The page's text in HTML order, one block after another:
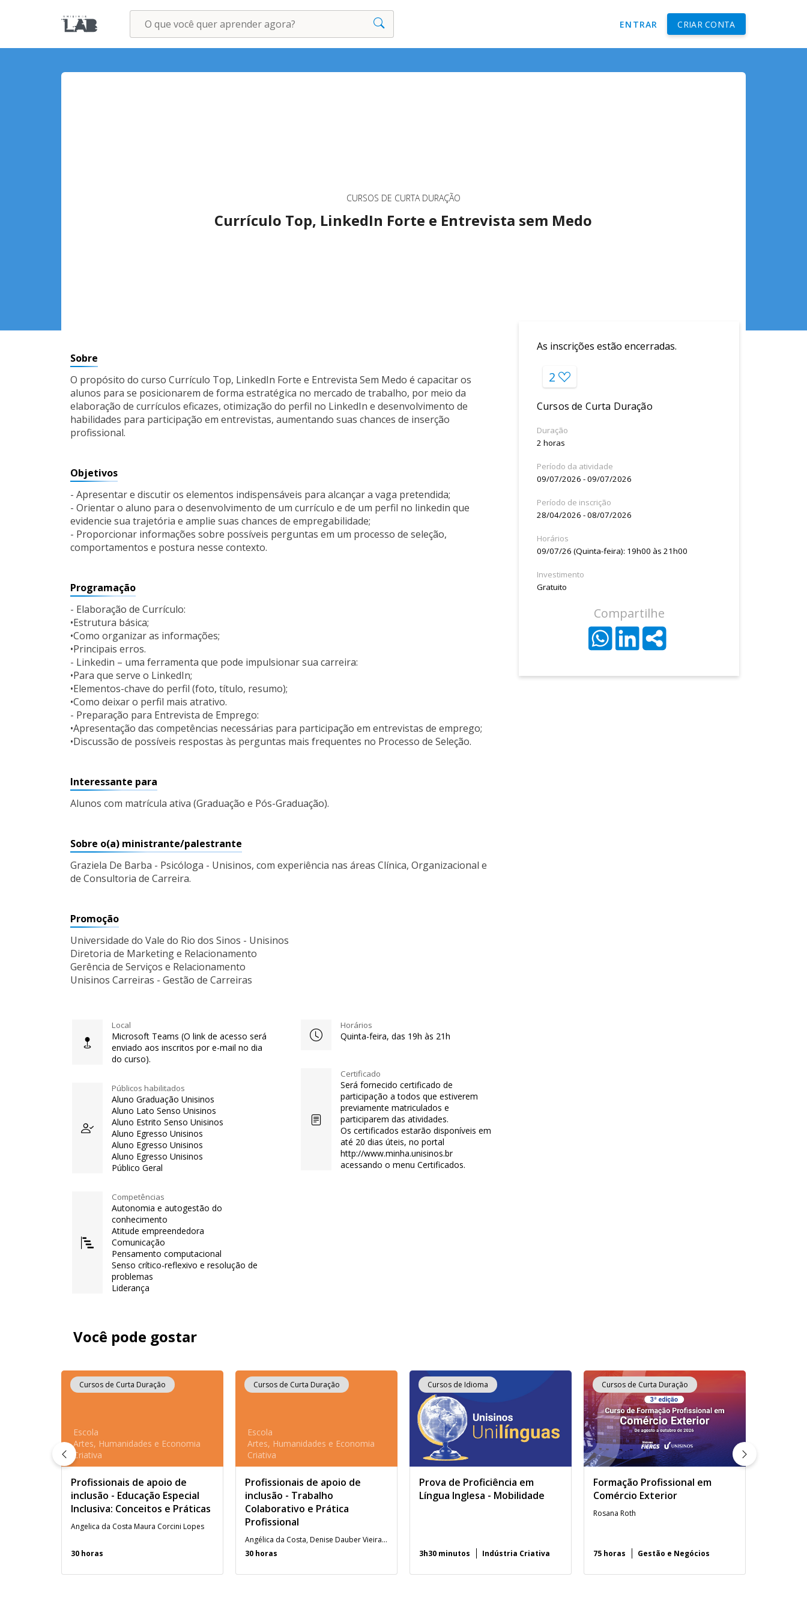
ENTRAR CRIAR CONTA
CURSOS DE CURTA DURAÇÃO
Currículo Top, LinkedIn Forte e Entrevista sem Medo
Sobre
O propósito do curso Currículo Top, LinkedIn Forte e Entrevista Sem Medo é capacitar os
alunos para se posicionarem de forma estratégica no mercado de trabalho, por meio da
elaboração de currículos eficazes, otimização do perfil no LinkedIn e desenvolvimento de
habilidades para participação em entrevistas, aumentando suas chances de inserção
profissional.
Objetivos
- Apresentar e discutir os elementos indispensáveis para alcançar a vaga pretendida;
- Orientar o aluno para o desenvolvimento de um currículo e de um perfil no linkedin que
evidencie sua trajetória e amplie suas chances de empregabilidade;
- Proporcionar informações sobre possíveis perguntas em um processo de seleção,
comportamentos e postura nesse contexto.
Programação
- Elaboração de Currículo:
•Estrutura básica;
•Como organizar as informações;
•Principais erros.
- Linkedin – uma ferramenta que pode impulsionar sua carreira:
•Para que serve o LinkedIn;
•Elementos-chave do perfil (foto, título, resumo);
•Como deixar o perfil mais atrativo.
- Preparação para Entrevista de Emprego:
•Apresentação das competências necessárias para participação em entrevistas de emprego;
•Discussão de possíveis respostas às perguntas mais frequentes no Processo de Seleção.
Interessante para
Alunos com matrícula ativa (Graduação e Pós-Graduação).
Sobre o(a) ministrante/palestrante
Graziela De Barba - Psicóloga - Unisinos, com experiência nas áreas Clínica, Organizacional e
de Consultoria de Carreira.
Promoção
Universidade do Vale do Rio dos Sinos - Unisinos
Diretoria de Marketing e Relacionamento
Gerência de Serviços e Relacionamento
Unisinos Carreiras - Gestão de Carreiras
Local
Microsoft Teams (O link de acesso será
enviado aos inscritos por e-mail no dia
do curso).
Públicos habilitados
Aluno Graduação Unisinos
Aluno Lato Senso Unisinos
Aluno Estrito Senso Unisinos
Aluno Egresso Unisinos
Aluno Egresso Unisinos
Aluno Egresso Unisinos
Público Geral
Competências
Autonomia e autogestão do
conhecimento
Atitude empreendedora
Comunicação
Pensamento computacional
Senso crítico-reflexivo e resolução de
problemas
Liderança
Horários
Quinta-feira, das 19h às 21h
Certificado
Será fornecido certificado de
participação a todos que estiverem
previamente matriculados e
participarem das atividades.
Os certificados estarão disponíveis em
até 20 dias úteis, no portal
http://www.minha.unisinos.br
acessando o menu Certificados.
As inscrições estão encerradas.
2
Cursos de Curta Duração
Duração
2 horas
Período da atividade
09/07/2026 - 09/07/2026
Período de inscrição
28/04/2026 - 08/07/2026
Horários
09/07/26 (Quinta-feira): 19h00 às 21h00
Investimento
Gratuito
Compartilhe
Você pode gostar
Cursos de Curta Duração
Escola
Artes, Humanidades e Economia
Criativa
Profissionais de apoio de
inclusão - Educação Especial
Inclusiva: Conceitos e Práticas
Angelica da Costa Maura Corcini Lopes
30 horas
Cursos de Curta Duração
Escola
Artes, Humanidades e Economia
Criativa
Profissionais de apoio de
inclusão - Trabalho
Colaborativo e Prática
Profissional
Angélica da Costa, Denise Dauber Vieira, Maura Corcini Lopes e Vanessa Scheid Santanna de Mello.
30 horas
Cursos de Idioma
Prova de Proficiência em
Língua Inglesa - Mobilidade
3h30 minutos Indústria Criativa
Cursos de Curta Duração
Formação Profissional em
Comércio Exterior
Rosana Roth
75 horas Gestão e Negócios